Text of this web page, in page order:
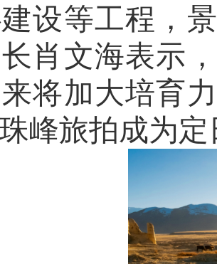
设等工程，
肖文海表示
将加大培育
峰旅拍成为